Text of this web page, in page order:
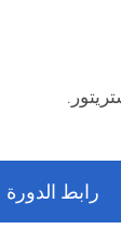
رابط الدورة